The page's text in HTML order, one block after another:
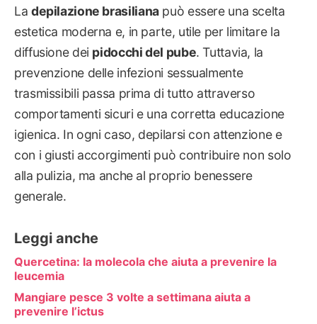
La depilazione brasilianapuò essere una scelta
estetica moderna e, in parte, utile per limitare la
diffusione dei pidocchi del pube. Tuttavia, la
prevenzione delle infezioni sessualmente
trasmissibili passa prima di tutto attraverso
comportamenti sicuri e una corretta educazione
igienica. In ogni caso, depilarsi con attenzione e
con i giusti accorgimenti può contribuire non solo
alla pulizia, ma anche al proprio benessere
generale.
Leggi anche
Quercetina: la molecola che aiuta a prevenire la
leucemia
Mangiare pesce 3 volte a settimana aiuta a
prevenire l’ictus